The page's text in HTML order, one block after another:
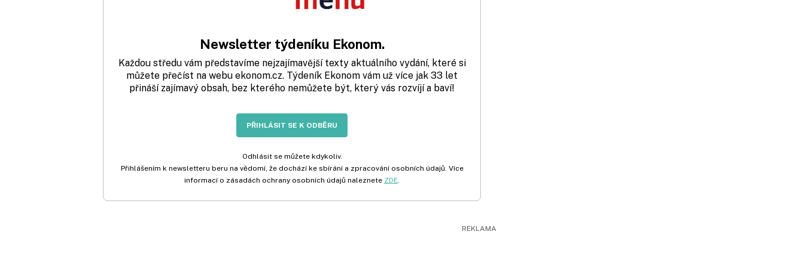
Newsletter týdeníku Ekonom.
Každou středu vám představíme nejzajímavější texty aktuálního vydání, které si
můžete přečíst na webu ekonom.cz. Týdeník Ekonom vám už více jak 33 let
přináší zajímavý obsah, bez kterého nemůžete být, který vás rozvíjí a baví!
PŘIHLÁSIT SE K ODBĚRU
Odhlásit se můžete kdykoliv.
Přihlášením k newsletteru beru na vědomí, že dochází ke sbírání a zpracování osobních údajů. Více
informací o zásadách ochrany osobních údajů naleznete ZDE